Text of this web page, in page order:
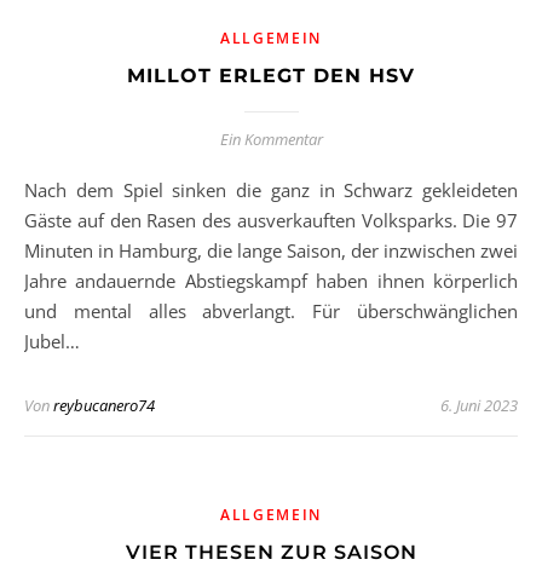
ALLGEMEIN
MILLOT ERLEGT DEN HSV
Ein Kommentar
Nach dem Spiel sinken die ganz in Schwarz gekleideten
Gäste auf den Rasen des ausverkauften Volksparks. Die 97
Minuten in Hamburg, die lange Saison, der inzwischen zwei
Jahre andauernde Abstiegskampf haben ihnen körperlich
und mental alles abverlangt. Für überschwänglichen
Jubel…
Vonreybucanero74 6. Juni 2023
ALLGEMEIN
VIER THESEN ZUR SAISON